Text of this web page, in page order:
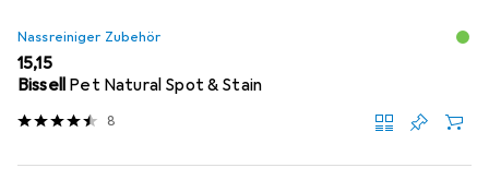
Nassreiniger Zubehör
EUR
15,15
Bissell Pet Natural Spot & Stain
8